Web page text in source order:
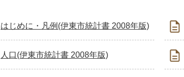
はじめに・凡例(伊東市統計書 2008年版)
人口(伊東市統計書 2008年版)